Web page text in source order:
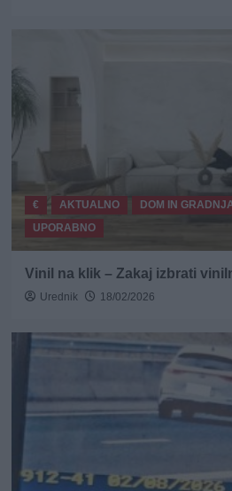
€ AKTUALNO DOM IN
UPORABNO
Vinil na klik – Zakaj izbrati
Urednik 18/02/2026